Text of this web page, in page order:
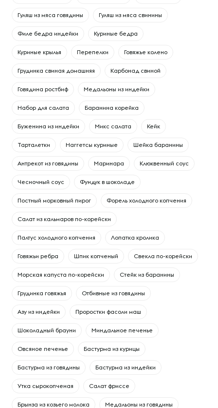
Гуляш из мяса говядины Гуляш из мяса свинины
Филе бедра индейки Куриные бедра
Куриные крылья Перепелки Говяжье колено
Грудинка свиная домашняя Карбонад свиной
Говядина ростбиф Медальоны из индейки
Набор для салата Баранина корейка
Буженина из индейки Микс салата Кейк
Тарталетки Наггетсы куриные Шейка баранины
Антрекот из говядины Маринара Клюквенный соус
Чесночный соус Фундук в шоколаде
Постный морковный пирог Форель холодного копчения
Салат из кальмаров по-корейски
Палтус холодного копчения Лопатка кролика
Говяжьи ребра Шпик копченый Свекла по-корейски
Морская капуста по-корейски Cтейк из баранины
Грудинка говяжья Отбивные из говядины
Азу из индейки Проростки фасоли маш
Шоколадный брауни Миндальное печенье
Овсяное печенье Бастурма из курицы
Бастурма из говядины Бастурма из индейки
Утка сырокопченая Салат фриссе
Брынза из козьего молока Медальоны из говядины